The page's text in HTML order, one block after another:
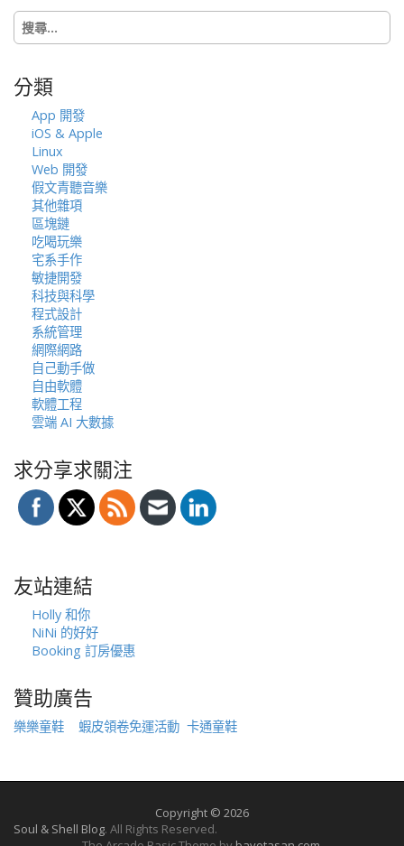
搜
尋
字:
分類
App 開發
iOS & Apple
Linux
Web 開發
假文青聽音樂
其他雜項
區塊鏈
吃喝玩樂
宅系手作
敏捷開發
科技與科學
程式設計
系統管理
網際網路
自己動手做
自由軟體
軟體工程
雲端 AI 大數據
求分享求關注
友站連結
Holly 和你
NiNi 的好好
Booking 訂房優惠
贊助廣告
樂樂童鞋 蝦皮領卷免運活動 卡通童鞋
Copyright © 2026
Soul & Shell Blog. All Rights Reserved.